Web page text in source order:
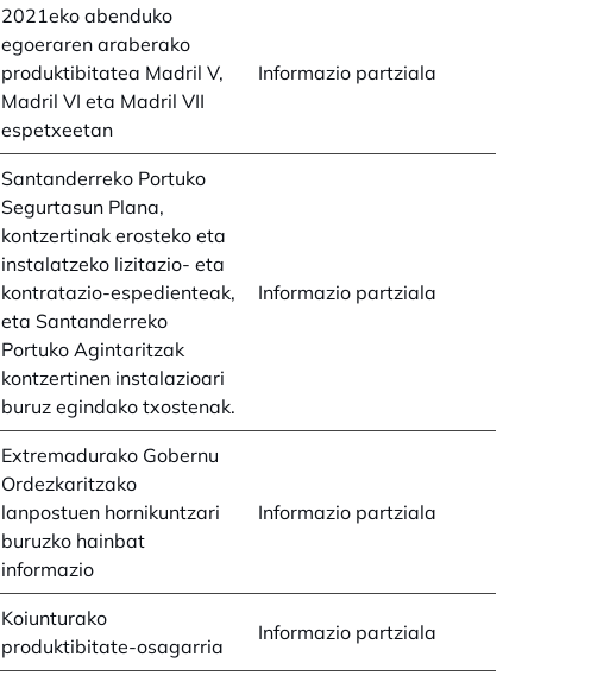
2021eko abenduko
egoeraren araberako
produktibitatea Madril V,
Madril VI eta Madril VII
espetxeetan
Informazio partziala
Santanderreko Portuko
Segurtasun Plana,
kontzertinak erosteko eta
instalatzeko lizitazio- eta
kontratazio-espedienteak,
eta Santanderreko
Portuko Agintaritzak
kontzertinen instalazioari
buruz egindako txostenak.
Informazio partziala
Extremadurako Gobernu
Ordezkaritzako
lanpostuen hornikuntzari
buruzko hainbat
informazio
Informazio partziala
Koiunturako
produktibitate-osagarria
Informazio partziala